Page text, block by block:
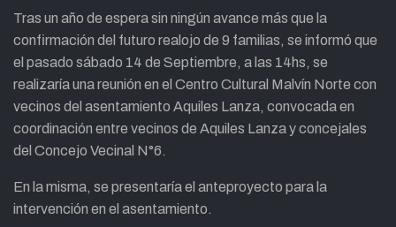
Tras un año de espera sin ningún avance más que la
confirmación del futuro realojo de 9 familias, se informó que
el pasado sábado 14 de Septiembre, a las 14hs, se
realizaría una reunión en el Centro Cultural Malvín Norte con
vecinos del asentamiento Aquiles Lanza, convocada en
coordinación entre vecinos de Aquiles Lanza y concejales
del Concejo Vecinal N°6.
En la misma, se presentaría el anteproyecto para la
intervención en el asentamiento.